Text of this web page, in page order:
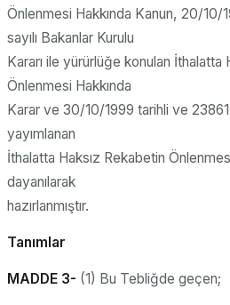
Önlenmesi Hakkında Kanun, 20/
sayılı Bakanlar Kurulu
Kararı ile yürürlüğe konulan İthalatta
Önlenmesi Hakkında
Karar ve 30/10/1999 tarihli ve 23861
yayımlanan
İthalatta Haksız Rekabetin
dayanılarak
hazırlanmıştır.
Tanımlar
MADDE 3- (1) Bu Tebliğde geçen;